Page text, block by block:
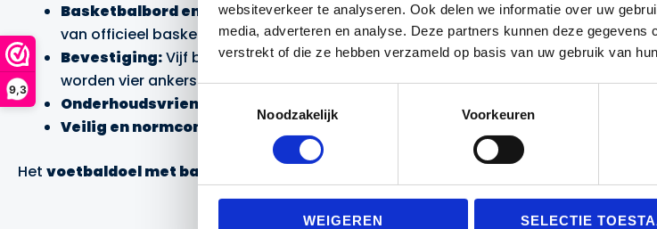
9,3
websiteverkeer te analyseren. Ook delen we informatie over uw
media, adverteren en analyse. Deze partners kunnen deze
verstrekt of die ze hebben verzameld op basis van uw gebruik van
Noodzakelijk
Voorkeuren
WEIGEREN SELECTIE
Basketbalbord en ring:Het bord heeft een afmeting van 60x90cm en steekt
van officieel basketbal.
Bevestiging:Vijf bevestigingspunten voor een veilige installatie op de vloer,
worden vier ankers ten behoeve van het antivandalendoelen meegeleverd.
Onderhoudsvriendelijke sleuf:
Veilig en normconform:
Voldoet aan de laatste NEN-15312 norm, wat garant
Het voetbaldoel met basket is perfect voor openbare instellingen die op zoek zijn